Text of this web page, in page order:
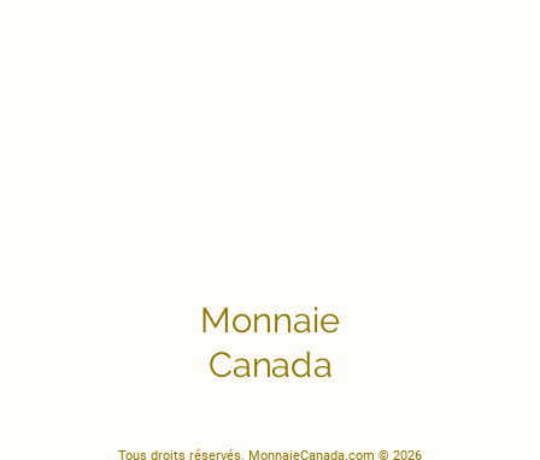
Monnaie
Canada
Tous droits réservés. MonnaieCanada.com © 2026